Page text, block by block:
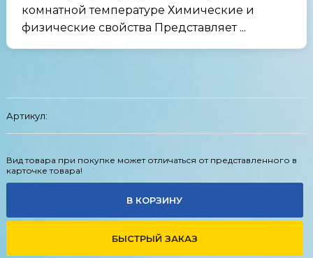
комнатной температуре Химические и
физические свойства Представляет ...
Артикул:
Вид товара при покупке может отличаться от представленного в
карточке товара!
В КОРЗИНУ
БЫСТРЫЙ ЗАКАЗ